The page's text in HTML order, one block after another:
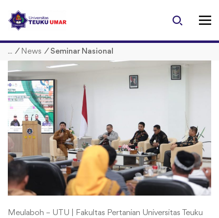
p
/ News / Seminar Nasional
Meulaboh – UTU | Fakultas Pertanian Universitas Teuku